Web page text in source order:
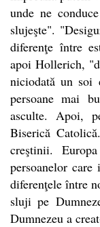
unde ne
slujeşte".
diferenţe între
apoi Hollerich,
niciodată un soi
persoane mai
asculte. Apoi,
Biserică
creştinii.
persoanelor
diferenţele între
sluji pe
Dumnezeu a